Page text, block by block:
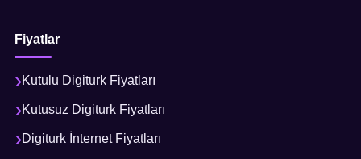
Fiyatlar
Kutulu Digiturk Fiyatları
Kutusuz Digiturk Fiyatları
Digiturk İnternet Fiyatları